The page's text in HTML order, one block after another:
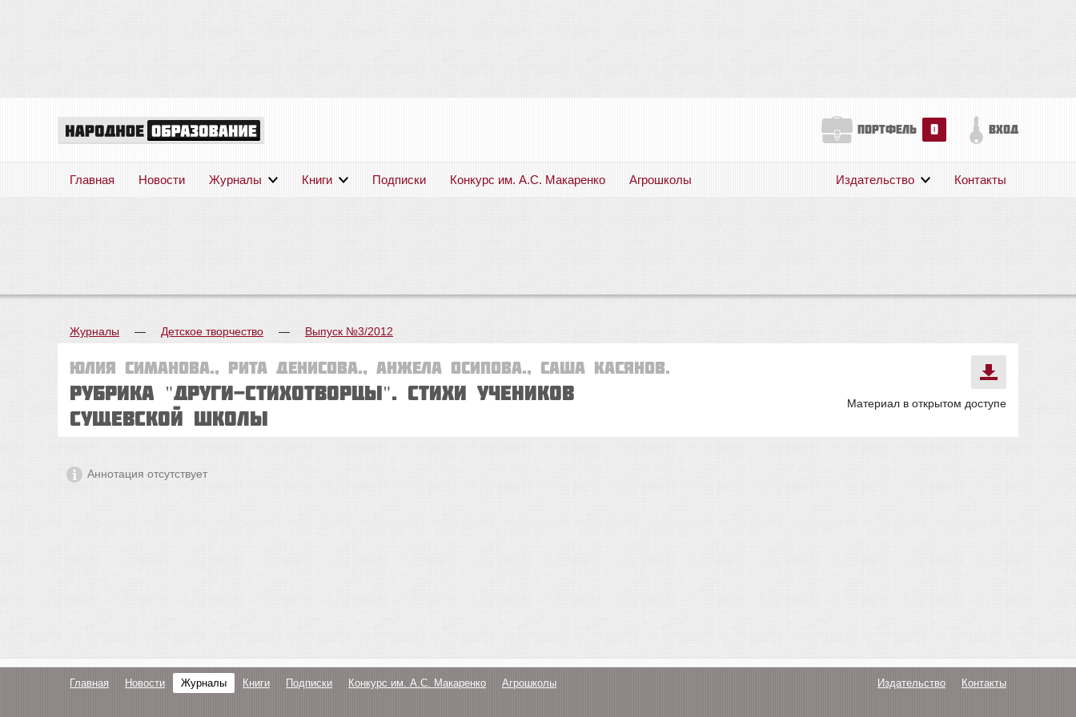
портфель 0 вход
Главная Новости Журналы Книги Подписки Конкурс им. А.С. Макаренко Агрошколы Издательство Контакты
Журналы — Детское творчество — Выпуск №3/2012
Юлия СИМАНОВА., Рита ДЕНИСОВА., Анжела ОСИПОВА., Саша КАСЯНОВ.
Рубрика "ДРУГИ-СТИХОТВОРЦЫ". Стихи учеников
Сущевской школы
Материал в открытом доступе
Аннотация отсутствует
Главная Новости Журналы Книги Подписки Конкурс им. А.С. Макаренко Агрошколы Издательство Контакты